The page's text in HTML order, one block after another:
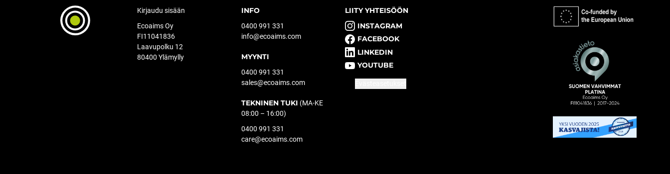
Kirjaudu sisään
Ecoaims Oy
FI11041836
Laavupolku 12
80400 Ylämylly
INFO
0400 991 331
info@ecoaims.com
MYYNTI
0400 991 331
sales@ecoaims.com
TEKNINEN TUKI (MA-KE
08:00 – 16:00)
0400 991 331
care@ecoaims.com
LIITY YHTEISÖÖN
INSTAGRAM
FACEBOOK
LINKEDIN
YOUTUBE